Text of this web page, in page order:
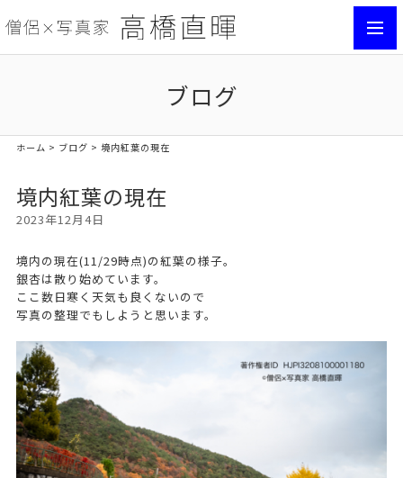
ブログ
ホーム > ブログ > 境内紅葉の現在
境内紅葉の現在
2023年12月4日
境内の現在(11/29時点)の紅葉の様子。
銀杏は散り始めています。
ここ数日寒く天気も良くないので
写真の整理でもしようと思います。